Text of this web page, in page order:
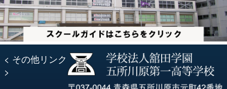
< その他リンク
>